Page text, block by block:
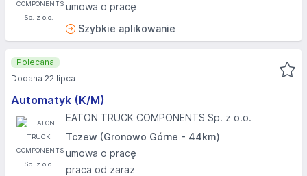
umowa o pracę
Szybkie aplikowanie
Automatyk (K/M)
EATON TRUCK COMPONENTS Sp. z o.o.
Tczew (Gronowo Górne - 44km)
umowa o pracę
praca od zaraz
Polecana
Dodana 22 lipca